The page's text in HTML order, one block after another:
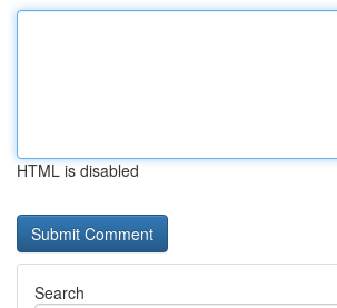
HTML is disabled
Search